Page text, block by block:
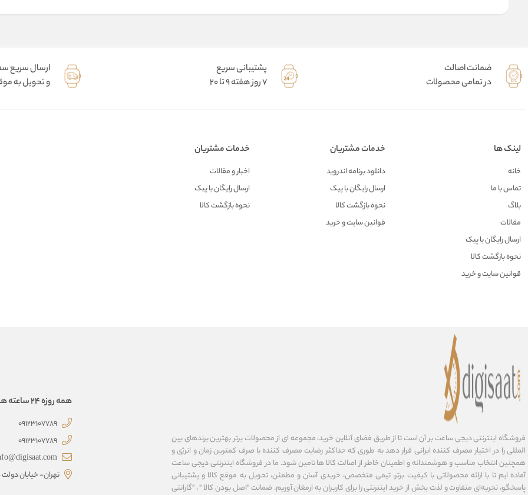
ضمانت اصالت
در تمامی محصولات
پشتیبانی سریع
7 روز هفته 9 تا 20
ارسال سریع
و تحویل به
لینک ها
خانه
تماس با ما
بلاگ
مقالات
ارسال رایگان با پیک
نحوه بازگشت کالا
قوانین سایت و خرید
خدمات مشتریان
دانلود برنامه اندروید
ارسال رایگان با پیک
نحوه بازگشت کالا
قوانین سایت و خرید
خدمات مشتریان
اخبار و مقالات
ارسال رایگان با پیک
نحوه بازگشت کالا
فروشگاه اینترنتی دیجی ساعت بر آن است تا از طریق فضای آنلاین خرید، مجموعه‌ ای از محصولات برتر بهترین برندهای بین
المللی را در اختیار مصرف کننده ایرانی قرار دهد به طوری که حداکثر رضایت مصرف کننده با صرف کمترین زمان و انرژی و
همچنین انتخاب مناسب و هوشمندانه و اطمینان خاطر از اصالت کالا ها تامین شود. ما در فروشگاه اینترنتی دیجی ساعت
آماده ایم تا با ارائه محصولاتی با کیفیت برتر، تیمی متخصص، خریدی آسان و مطمئن، تحویل به موقع کالا و پشتیبانی
پاسخگو، تجربه‌ای متفاوت و لذت بخش از خرید اینترنتی را برای کاربران به ارمغان آوریم. ضمانت "اصل بودن کالا " ، "گارانتی
همه روزه 24 ساعته همراهتیم
09123107789
09123107789
تهران- خیابان دولت